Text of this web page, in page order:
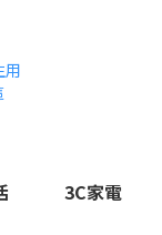
3C家電